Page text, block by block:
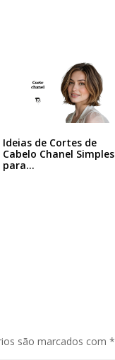
Ideias de Cortes de
Cabelo Chanel Simples
para…
são marcados com*